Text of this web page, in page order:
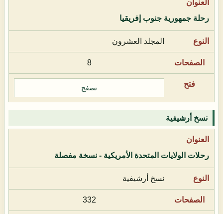
رحلة جمهورية جنوب إفريقيا
المجلد العشرون
8
تصفح
نسخ أرشيفية
رحلات الولايات المتحدة الأمريكية - نسخة مفصلة
نسخ أرشيفية
332